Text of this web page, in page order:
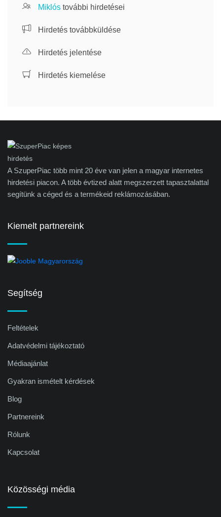
Miklós további hirdetései
Hirdetés továbbküldése
Hirdetés jelentése
Hirdetés kiemelése
A SzuperPiac több mint 20 éve van jelen a magyar internetes
hirdetési piacon. A több évtized alatt megszerzett tapasztalattal
segítünk a céged és a termékeid reklámozásában.
Kiemelt partnereink
Segítség
Feltételek
Adatvédelmi tájékoztató
Médiaajánlat
Gyakran ismételt kérdések
Blog
Partnereink
Rólunk
Kapcsolat
Közösségi média